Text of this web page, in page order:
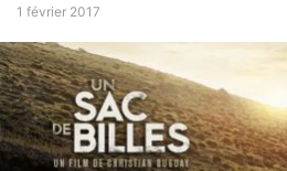
1 février 2017